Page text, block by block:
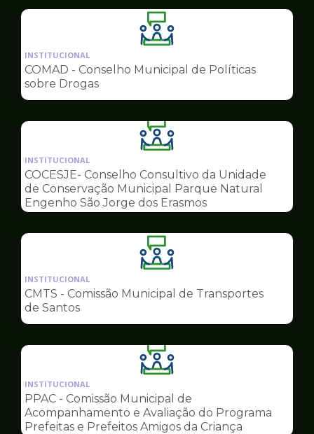
Ilustração
da
pagina
Conselhos
INSTITUCIONAL
COMAD - Conselho Municipal de Políticas
sobre Drogas
Ilustração
da
pagina
de
Conselhos
INSTITUCIONAL
COCESJE- Conselho Consultivo da Unidade
de Conservação Municipal Parque Natural
Engenho São Jorge dos Erasmos
Ilustração
da
pagina
Conselhos
INSTITUCIONAL
CMTS - Comissão Municipal de Transportes
de Santos
Ilustração
da
pagina
de
Conselhos
INSTITUCIONAL
PPAC - Comissão Municipal de
Acompanhamento e Avaliação do Programa
Prefeitas e Prefeitos Amigos da Criança